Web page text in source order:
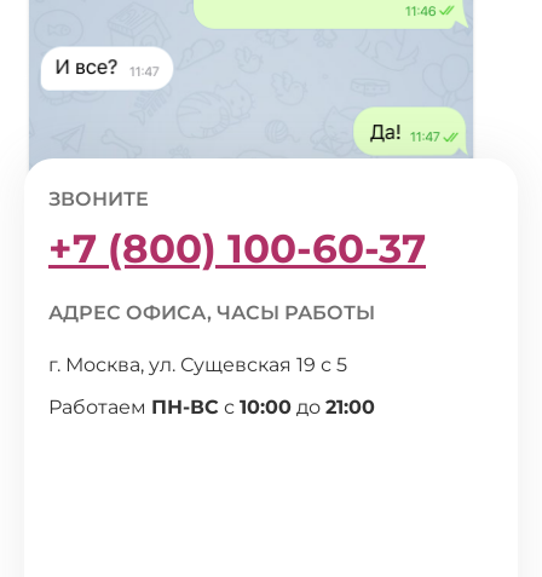
ЗВОНИТЕ
+7 (800) 100-60-37
АДРЕС ОФИСА, ЧАСЫ РАБОТЫ
г. Москва, ул. Сущевская 19 с 5
Работаем ПН-ВС с 10:00 до 21:00